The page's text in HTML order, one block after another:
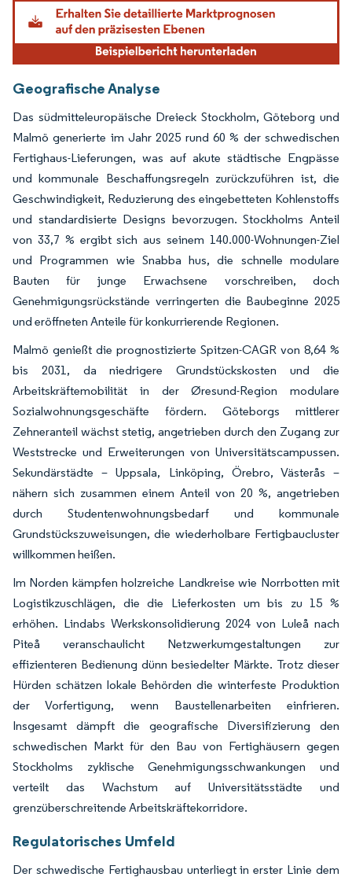
Geografische Analyse
Das südmitteleuropäische Dreieck Stockholm, Göteborg und
Malmö generierte im Jahr 2025 rund 60 % der schwedischen
Fertighaus-Lieferungen, was auf akute städtische Engpässe
und kommunale Beschaffungsregeln zurückzuführen ist, die
Geschwindigkeit, Reduzierung des eingebetteten Kohlenstoffs
und standardisierte Designs bevorzugen. Stockholms Anteil
von 33,7 % ergibt sich aus seinem 140.000-Wohnungen-Ziel
und Programmen wie Snabba hus, die schnelle modulare
Bauten für junge Erwachsene vorschreiben, doch
Genehmigungsrückstände verringerten die Baubeginne 2025
und eröffneten Anteile für konkurrierende Regionen.
Malmö genießt die prognostizierte Spitzen-CAGR von 8,64 %
bis 2031, da niedrigere Grundstückskosten und die
Arbeitskräftemobilität in der Øresund-Region modulare
Sozialwohnungsgeschäfte fördern. Göteborgs mittlerer
Zehneranteil wächst stetig, angetrieben durch den Zugang zur
Weststrecke und Erweiterungen von Universitätscampussen.
Sekundärstädte – Uppsala, Linköping, Örebro, Västerås –
nähern sich zusammen einem Anteil von 20 %, angetrieben
durch Studentenwohnungsbedarf und kommunale
Grundstückszuweisungen, die wiederholbare Fertigbaucluster
willkommen heißen.
Im Norden kämpfen holzreiche Landkreise wie Norrbotten mit
Logistikzuschlägen, die die Lieferkosten um bis zu 15 %
erhöhen. Lindabs Werkskonsolidierung 2024 von Luleå nach
Piteå veranschaulicht Netzwerkumgestaltungen zur
effizienteren Bedienung dünn besiedelter Märkte. Trotz dieser
Hürden schätzen lokale Behörden die winterfeste Produktion
der Vorfertigung, wenn Baustellenarbeiten einfrieren.
Insgesamt dämpft die geografische Diversifizierung den
schwedischen Markt für den Bau von Fertighäusern gegen
Stockholms zyklische Genehmigungsschwankungen und
verteilt das Wachstum auf Universitätsstädte und
grenzüberschreitende Arbeitskräftekorridore.
Regulatorisches Umfeld
Der schwedische Fertighausbau unterliegt in erster Linie dem